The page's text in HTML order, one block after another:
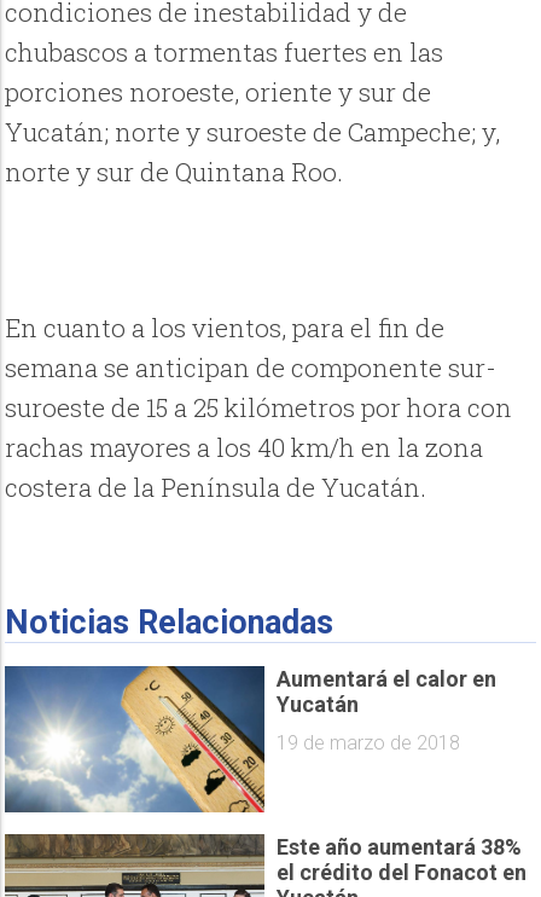
condiciones de inestabilidad y de
chubascos a tormentas fuertes en las
porciones noroeste, oriente y sur de
Yucatán; norte y suroeste de Campeche; y,
norte y sur de Quintana Roo.
En cuanto a los vientos, para el fin de
semana se anticipan de componente sur-
suroeste de 15 a 25 kilómetros por hora con
rachas mayores a los 40 km/h en la zona
costera de la Península de Yucatán.
Noticias Relacionadas
Aumentará el calor en
Yucatán
19 de marzo de 2018
Este año aumentará 38%
el crédito del Fonacot en